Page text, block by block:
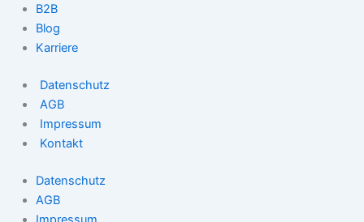
B2B
Blog
Karriere
Datenschutz
AGB
Impressum
Kontakt
Datenschutz
AGB